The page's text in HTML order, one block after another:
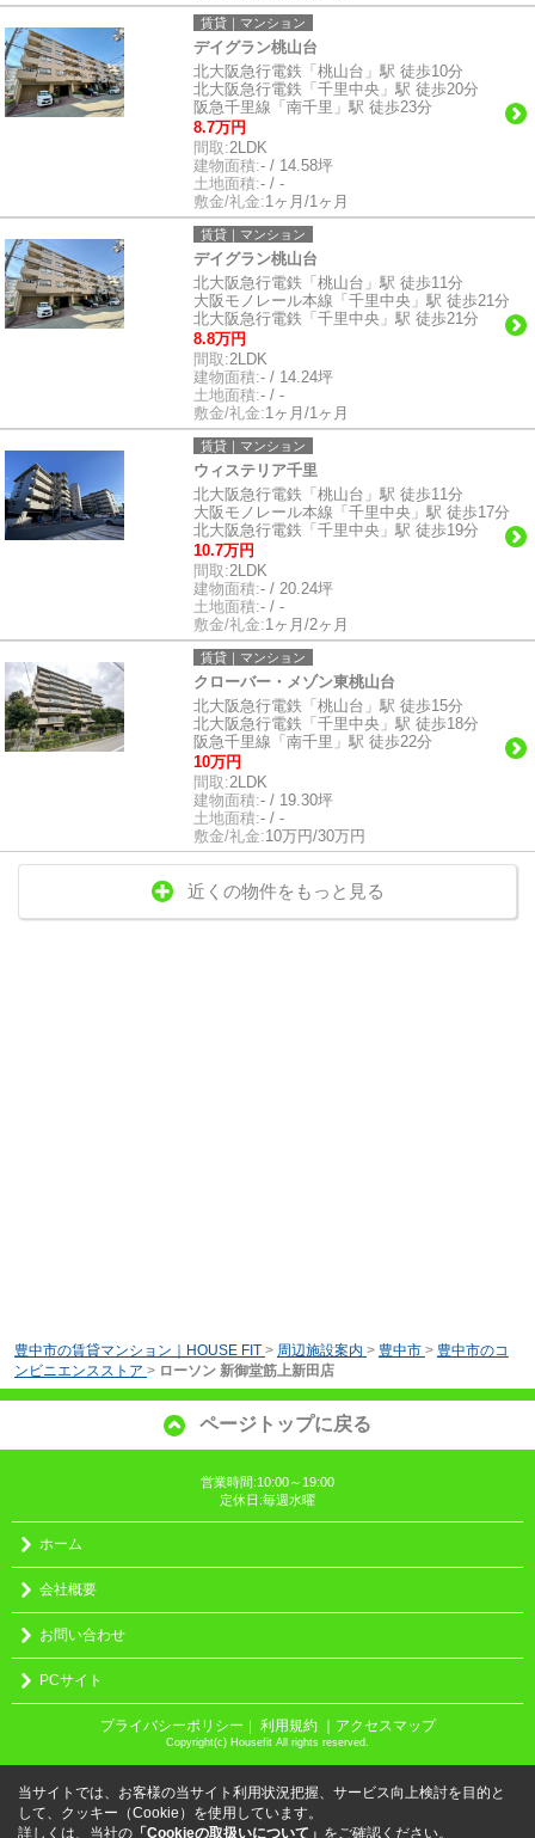
賃貸｜マンション
デイグラン桃山台
北大阪急行電鉄「桃山台」駅 徒歩10分
北大阪急行電鉄「千里中央」駅 徒歩20分
阪急千里線「南千里」駅 徒歩23分
8.7万円
間取:2LDK
建物面積:- / 14.58坪
土地面積:- / -
敷金/礼金:1ヶ月/1ヶ月
賃貸｜マンション
デイグラン桃山台
北大阪急行電鉄「桃山台」駅 徒歩11分
大阪モノレール本線「千里中央」駅 徒歩21分
北大阪急行電鉄「千里中央」駅 徒歩21分
8.8万円
間取:2LDK
建物面積:- / 14.24坪
土地面積:- / -
敷金/礼金:1ヶ月/1ヶ月
賃貸｜マンション
ウィステリア千里
北大阪急行電鉄「桃山台」駅 徒歩11分
大阪モノレール本線「千里中央」駅 徒歩17分
北大阪急行電鉄「千里中央」駅 徒歩19分
10.7万円
間取:2LDK
建物面積:- / 20.24坪
土地面積:- / -
敷金/礼金:1ヶ月/2ヶ月
賃貸｜マンション
クローバー・メゾン東桃山台
北大阪急行電鉄「桃山台」駅 徒歩15分
北大阪急行電鉄「千里中央」駅 徒歩18分
阪急千里線「南千里」駅 徒歩22分
10万円
間取:2LDK
建物面積:- / 19.30坪
土地面積:- / -
敷金/礼金:10万円/30万円
近くの物件をもっと見る
豊中市の賃貸マンション｜HOUSE FIT > 周辺施設案内 > 豊中市 > 豊中市のコ
ンビニエンスストア > ローソン 新御堂筋上新田店
ページトップに戻る
営業時間:10:00～19:00
定休日:毎週水曜
ホーム
会社概要
お問い合わせ
PCサイト
プライバシーポリシー ｜ 利用規約 ｜アクセスマップ
Copyright(c) Housefit All rights reserved.
当サイトでは、お客様の当サイト利用状況把握、サービス向上検討を目的と
して、クッキー（Cookie）を使用しています。
詳しくは、当社の 「Cookieの取扱いについて」 をご確認ください。